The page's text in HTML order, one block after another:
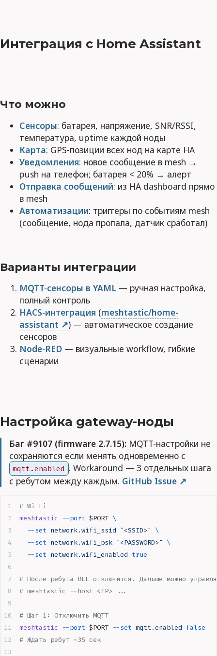
Интеграция с Home Assistant
Что можно
Сенсоры: батарея, напряжение, SNR/RSSI,
температура, uptime каждой ноды
Карта: GPS-позиции всех нод на карте HA
Уведомления: новое сообщение в mesh →
push на телефон; батарея < 20% → алерт
Отправка сообщений: из HA dashboard прямо
в mesh
Автоматизации: триггеры по событиям mesh
(сообщение, нода пропала, датчик сработал)
Варианты интеграции
MQTT-сенсоры в YAML — ручная настройка,
полный контроль
HACS-интеграция (meshtastic/home-
assistant
) — автоматическое создание
сенсоров
Node-RED — визуальные workflow, гибкие
сценарии
Настройка gateway-ноды
Баг #9107 (firmware 2.7.15): MQTT-настройки не
сохраняются если менять одновременно с
mqtt.enabled . Workaround — 3 отдельных шага
с ребутом между каждым. GitHub Issue
# Wi-Fi
meshtastic --port $PORT \
  --set
network.wifi_ssid "<SSID>"
\
  --set
network.wifi_psk "<PASSWORD>"
\
  --set
network.wifi_enabled true
# После ребута BLE отключится. Дальше можно
# meshtastic --host <IP> ...
# Шаг 1: Отключить MQTT
meshtastic --port $PORT --set mqtt.enabled false
# Ждать ребут ~35 сек